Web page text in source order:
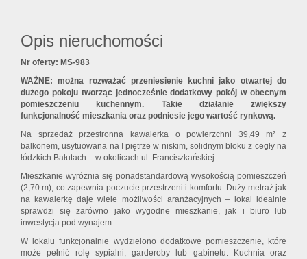
Opis nieruchomości
Nr oferty: MS-983
WAŻNE:można rozważać przeniesienie kuchni jako otwartej do
dużego pokoju tworząc jednocześnie dodatkowy pokój w obecnym
pomieszczeniu kuchennym. Takie działanie zwiększy
funkcjonalność mieszkania oraz podniesie jego wartość rynkową.
Na sprzedaż przestronna kawalerka o powierzchni 39,49 m² z
balkonem, usytuowana na I piętrze w niskim, solidnym bloku z cegły na
łódzkich Bałutach – w okolicach ul. Franciszkańskiej.
Mieszkanie wyróżnia się ponadstandardową wysokością pomieszczeń
(2,70 m), co zapewnia poczucie przestrzeni i komfortu. Duży metraż jak
na kawalerkę daje wiele możliwości aranżacyjnych – lokal idealnie
sprawdzi się zarówno jako wygodne mieszkanie, jak i biuro lub
inwestycja pod wynajem.
W lokalu funkcjonalnie wydzielono dodatkowe pomieszczenie, które
może pełnić rolę sypialni, garderoby lub gabinetu. Kuchnia oraz